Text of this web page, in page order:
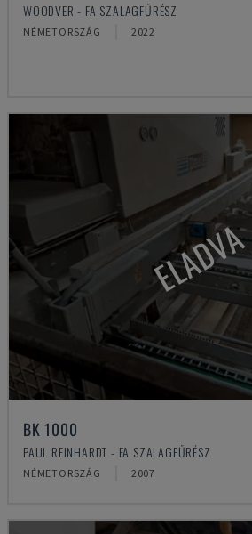
WOODVER - FA SZALAGFŰRÉSZ
NÉMETORSZÁG 2022
ELADVA
BK 1000
PAUL REINHARDT - FA SZALAGFŰRÉSZ
NÉMETORSZÁG 2007